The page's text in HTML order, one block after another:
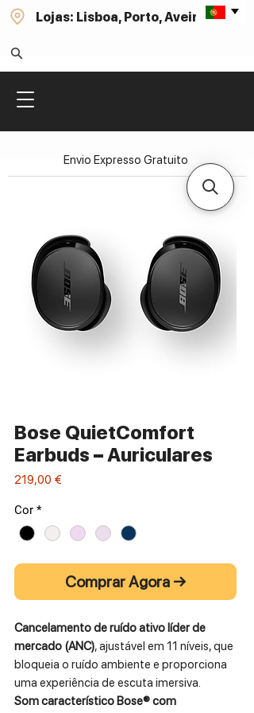
Lojas: Lisboa, Porto, Aveiro
Bose QuietComfort
Earbuds – Auriculares
219,00 €
Cor *
Comprar Agora →
Cancelamento de ruído ativo líder de
mercado (ANC), ajustável em 11 níveis, que
bloqueia o ruído ambiente e proporciona
uma experiência de escuta imersiva.
Som característico Bose® com
Envio Expresso Gratuito